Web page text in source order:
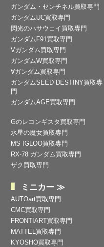
ガンダム・センチネル買取専門
ガンダムUC買取専門
閃光のハサウェイ買取専門
ガンダムF91買取専門
Vガンダム買取専門
ガンダムW買取専門
∀ガンダム買取専門
ガンダムSEED DESTINY買取専
門
ガンダムAGE買取専門
Gのレコンギスタ買取専門
水星の魔女買取専門
MS IGLOO買取専門
RX-78 ガンダム買取専門
ザク買取専門
ミニカー ≫
AUTOart買取専門
CMC買取専門
FRONTIART買取専門
MATTEL買取専門
KYOSHO買取専門